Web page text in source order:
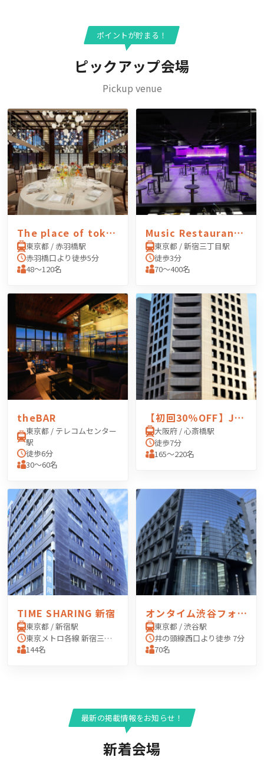
ポイントが貯まる！
ピックアップ会場
Pickup venue
The place of tokyo
東京都 / 赤羽橋駅
赤羽橋口より徒歩5分
48〜120名
Music Restaurant APEXIA（ミュージックレスラン アペクシア）
東京都 / 新宿三丁目駅
徒歩3分
70〜400名
theBAR
東京都 / テレコムセンター
駅
徒歩6分
30〜60名
【初回30％OFF】JEC日本研修センター 心斎橋（大阪）
大阪府 / 心斎橋駅
徒歩7分
165〜220名
TIME SHARING 新宿
東京都 / 新宿駅
東京メトロ各線 新宿三丁目駅 「E2出口」 より徒歩3分 JR線 新宿駅 「東口」 より徒歩6分 西武新宿線 西武新宿駅 「北口」 より徒歩6分 東京メトロ副都心線 東新宿駅 「A1出口」 より徒歩8分
144名
オンタイム渋谷フォーラムエイト
東京都 / 渋谷駅
井の頭線西口より徒歩 7分
70名
最新の掲載情報をお知らせ！
新着会場